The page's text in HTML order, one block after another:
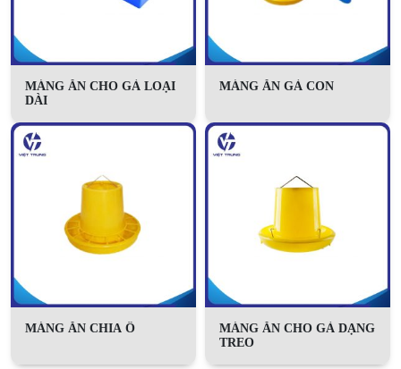
MÁNG ĂN CHO GÀ LOẠI
DÀI
MÁNG ĂN GÀ CON
MÁNG ĂN CHIA Ô
MÁNG ĂN CHO GÀ DẠNG
TREO